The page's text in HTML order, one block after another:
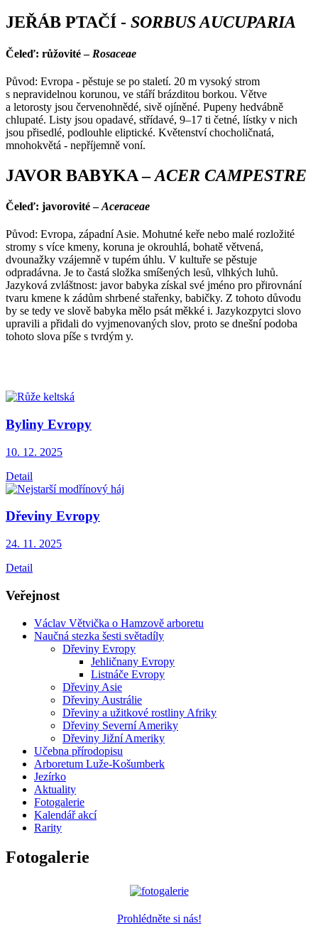
JEŘÁB PTAČÍ - SORBUS AUCUPARIA
Čeleď: růžovité – Rosaceae
Původ: Evropa - pěstuje se po staletí. 20 m vysoký strom
s nepravidelnou korunou, ve stáří brázditou borkou. Větve
a letorosty jsou červenohnědé, sivě ojíněné. Pupeny hedvábně
chlupaté. Listy jsou opadavé, střídavé, 9–17 ti četné, lístky v nich
jsou přisedlé, podlouhle eliptické. Květenství chocholičnatá,
mnohokvětá - nepříjemně voní.
JAVOR BABYKA –ACER CAMPESTRE
Čeleď: javorovité –Aceraceae
Původ: Evropa, západní Asie. Mohutné keře nebo malé rozložité
stromy s více kmeny, koruna je okrouhlá, bohatě větvená,
dvounažky vzájemně v tupém úhlu. V kultuře se pěstuje
odpradávna. Je to častá složka smíšených lesů, vlhkých luhů.
Jazyková zvláštnost: javor babyka získal své jméno pro přirovnání
tvaru kmene k zádům shrbené stařenky, babičky. Z tohoto důvodu
by se tedy ve slově babyka mělo psát měkké i. Jazykozpytci slovo
upravili a přidali do vyjmenovaných slov, proto se dnešní podoba
tohoto slova píše s tvrdým y.
Byliny Evropy
10. 12. 2025
Detail
Dřeviny Evropy
24. 11. 2025
Detail
Veřejnost
Václav Větvička o Hamzově arboretu
Naučná stezka šesti světadíly
Dřeviny Evropy
Jehličnany Evropy
Listnáče Evropy
Dřeviny Asie
Dřeviny Austrálie
Dřeviny a užitkové rostliny Afriky
Dřeviny Severní Ameriky
Dřeviny Jižní Ameriky
Učebna přírodopisu
Arboretum Luže-Košumberk
Jezírko
Aktuality
Fotogalerie
Kalendář akcí
Rarity
Fotogalerie
Prohlédněte si nás!